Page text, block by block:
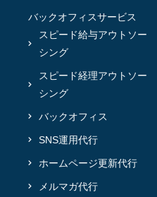
バックオフィスサービス
スピード給与アウトソー
シング
スピード経理アウトソー
シング
バックオフィス
SNS運用代行
ホームページ更新代行
メルマガ代行